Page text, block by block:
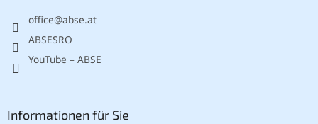
office@abse.at
ABSESRO
YouTube – ABSE
Informationen für Sie